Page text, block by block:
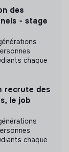
Sobriété
des
- stage
chaque
recrute des
le job
chaque